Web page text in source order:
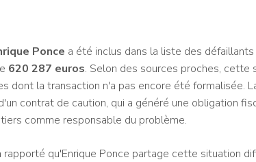
Ponce a été inclus dans la liste des défaillants
620 287 euros. Selon des sources proches,
dont la transaction n'a pas encore été formalisée.
contrat de caution, qui a généré une obligation
comme responsable du problème.
rapporté qu'Enrique Ponce partage cette situation